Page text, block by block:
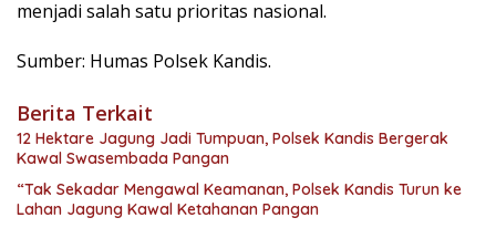
menjadi salah satu prioritas nasional.
Sumber: Humas Polsek Kandis.
Berita Terkait
12 Hektare Jagung Jadi Tumpuan, Polsek Kandis Bergerak
Kawal Swasembada Pangan
“Tak Sekadar Mengawal Keamanan, Polsek Kandis Turun ke
Lahan Jagung Kawal Ketahanan Pangan